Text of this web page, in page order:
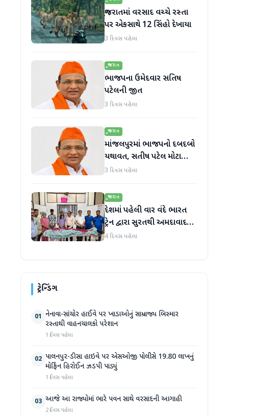
ગુજરાતમાં વરસાદ વચ્ચે રસ્તા
પર એકસાથે 12 સિંહો દેખાયા
3 દિવસ પહેલા
ગુજરાત
ભાજપના ઉમેદવાર સતિષ
પટેલની જીત
3 દિવસ પહેલા
ગુજરાત
માંજલપુરમાં ભાજપનો દબદબો
યથાવત, સતીષ પટેલ મોટા
માર્જિનથી આગળ
3 દિવસ પહેલા
ગુજરાત
દેશમાં પહેલી વાર વંદે ભારત
ટ્રેન દ્વારા સુરતથી અમદાવાદ
હૃદય પહોંચાડવામાં આવ્યું
4 દિવસ પહેલા
ટ્રેન્ડિંગ
01 નેનાવા-સાંચોર હાઈવે પર ખાડાઓનું સામ્રાજ્ય બિસ્માર
રસ્તાથી વાહનચાલકો પરેશાન
1 દિવસ પહેલા
02 પાલનપુર-ડીસા હાઇવે પર એસઓજી પોલીસે 19.80 લાખનું
મોર્ફિન હિરોઈન ઝડપી પાડ્યું
1 દિવસ પહેલા
03 આજે આ રાજ્યોમાં ભારે પવન સાથે વરસાદની આગાહી
2 દિવસ પહેલા